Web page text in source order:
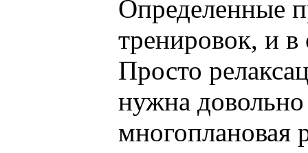
Определенные
тренировок, и
Просто
нужна довольно
многоплановая